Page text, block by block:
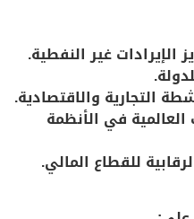
الإيرادات غير النفطية.
التجارية والاقتصادية.
في الأنظمة
للقطاع المالي.